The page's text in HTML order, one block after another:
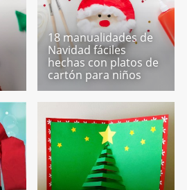
18 manualidades de
Navidad fáciles
hechas con platos de
cartón para niños